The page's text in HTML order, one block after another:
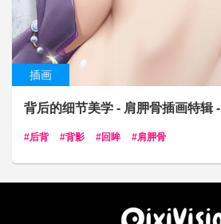
插画
背后的细节美学 - 肩胛骨插画特辑 -
后背 背影 回眸 肩胛骨